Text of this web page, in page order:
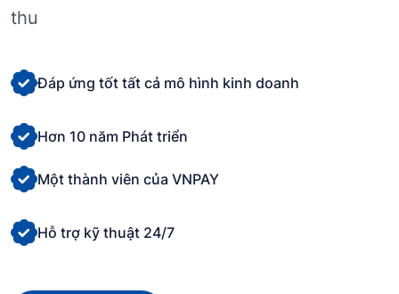
thu
Đáp ứng tốt tất cả mô hình kinh doanh
Hơn 10 năm Phát triển
Một thành viên của VNPAY
Hỗ trợ kỹ thuật 24/7